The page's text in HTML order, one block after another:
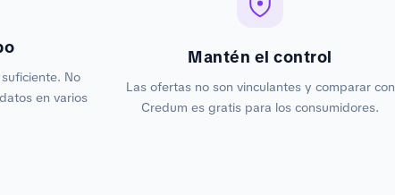
No
en varios
Mantén el control
Las ofertas no son vinculantes y comparar con
Credum es gratis para los consumidores.